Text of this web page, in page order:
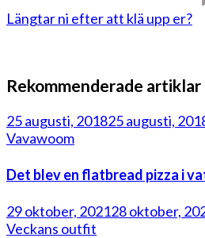
Längtar ni efter att klä upp er?
Rekommenderade artiklar
25 augusti, 201825 augusti,
Vavawoom
Det blev en flatbread pizza i
29 oktober, 202128 oktober,
Veckans outfit